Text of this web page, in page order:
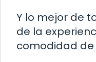
Y lo mejor de
de la
comodidad de